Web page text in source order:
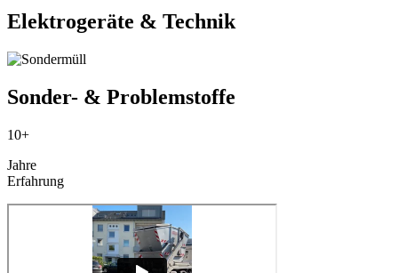
Elektrogeräte & Technik
Sonder- & Problemstoffe
10+
Jahre
Erfahrung